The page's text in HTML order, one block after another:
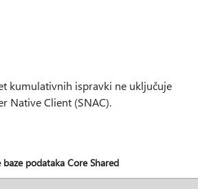
kumulativnih ispravki ne uključuje
Native Client (SNAC).
podataka Core Shared